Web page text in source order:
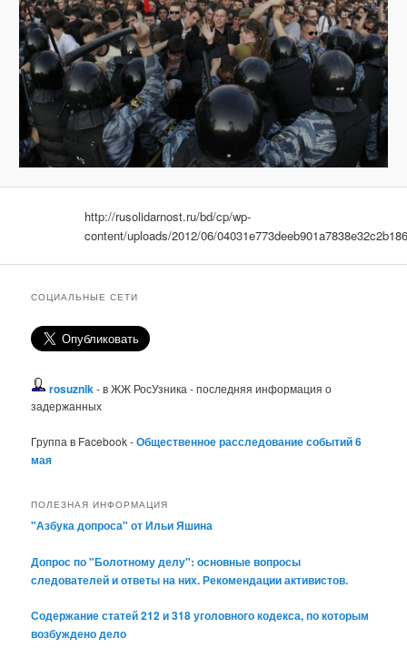
http://rusolidarnost.ru/bd/cp/wp-
content/uploads/2012/06/
СОЦИАЛЬНЫЕ СЕТИ
rosuznik - в ЖЖ РосУзника - последняя информация о
задержанных
Группа в Facebook -Общественное расследование событий 6
мая
ПОЛЕЗНАЯ ИНФОРМАЦИЯ
"Азбука допроса" от Ильи Яшина
Допрос по "Болотному делу": основные вопросы
следователей и ответы на них. Рекомендации активистов.
Содержание статей 212 и 318 уголовного кодекса, по которым
возбуждено дело